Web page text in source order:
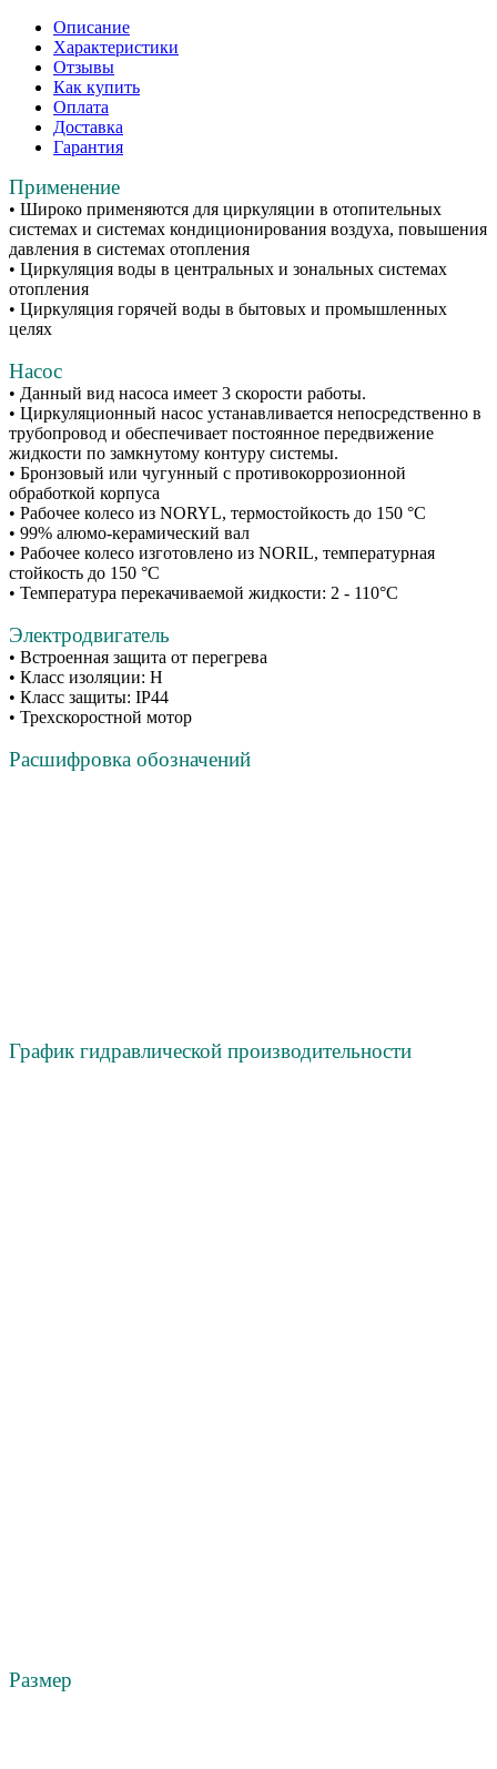
Описание
Характеристики
Отзывы
Как купить
Оплата
Доставка
Гарантия
Применение
• Широко применяются для циркуляции в отопительных
системах и системах кондиционирования воздуха, повышения
давления в системах отопления
• Циркуляция воды в центральных и зональных системах
отопления
• Циркуляция горячей воды в бытовых и промышленных
целях
Насос
• Данный вид насоса имеет 3 скорости работы.
• Циркуляционный насос устанавливается непосредственно в
трубопровод и обеспечивает постоянное передвижение
жидкости по замкнутому контуру системы.
• Бронзовый или чугунный с противокоррозионной
обработкой корпуса
• Рабочее колесо из NORYL, термостойкость до 150 °С
• 99% алюмо-керамический вал
• Рабочее колесо изготовлено из NORIL, температурная
стойкость до 150 °С
• Температура перекачиваемой жидкости: 2 - 110°С
Электродвигатель
• Встроенная защита от перегрева
• Класс изоляции: Н
• Класс защиты: IP44
• Трехскоростной мотор
Расшифровка обозначений
График гидравлической производительности
Размер